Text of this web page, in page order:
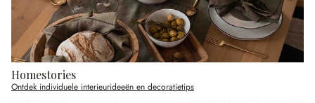
Homestories
Ontdek individuele interieurideeën en decoratietips